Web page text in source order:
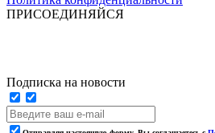
ПРИСОЕДИНЯЙСЯ
Подписка на новости